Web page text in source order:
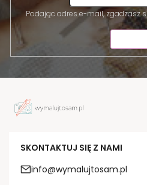
Podając adres e-mail, zgadzasz
SKONTAKTUJ SIĘ Z NAMI
info@wymalujtosam.pl